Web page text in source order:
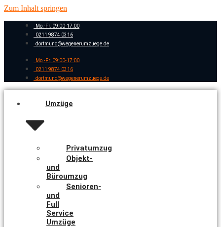
Zum Inhalt springen
Mo.-Fr. 09:00-17:00
0211 9874 0316
dortmund@wegenerumzuege.de
Mo.-Fr. 09:00-17:00
0211 9874 0316
dortmund@wegenerumzuege.de
Umzüge
Privatumzug
Objekt-
und
Büroumzug
Senioren-
und
Full
Service
Umzüge